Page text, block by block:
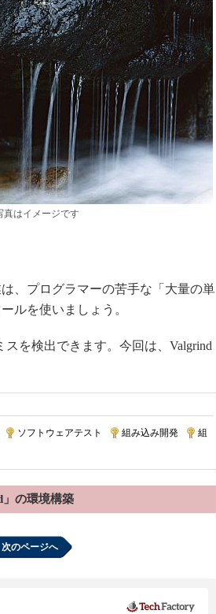
はイメージです
、プログラマーの苦手な「大量の単
ルを使いましょう。
を検出できます。今回は、Valgrind
ソフトウェアテスト 組み込み開発
組
」の環境構築
次のページへ